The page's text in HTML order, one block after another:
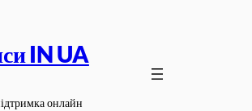
IN UA
онлайн